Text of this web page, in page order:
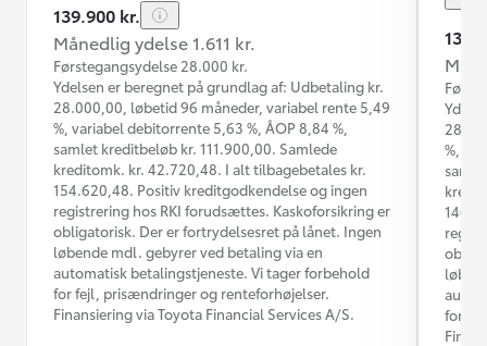
139.900 kr.
Månedlig ydelse 1.611 kr.
Førstegangsydelse 28.000 kr.
Ydelsen er beregnet på grundlag af: Udbetaling kr.
28.000,00, løbetid 96 måneder, variabel rente 5,49
%, variabel debitorrente 5,63 %, ÅOP 8,84 %,
samlet kreditbeløb kr. 111.900,00. Samlede
kreditomk. kr. 42.720,48. I alt tilbagebetales kr.
154.620,48. Positiv kreditgodkendelse og ingen
registrering hos RKI forudsættes. Kaskoforsikring er
obligatorisk. Der er fortrydelsesret på lånet. Ingen
løbende mdl. gebyrer ved betaling via en
automatisk betalingstjeneste. Vi tager forbehold
for fejl, prisændringer og renteforhøjelser.
Finansiering via Toyota Financial Services A/S.
%,
for